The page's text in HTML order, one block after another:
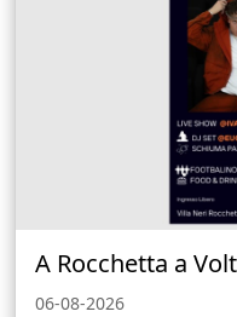
A Rocchetta a
06-08-2026